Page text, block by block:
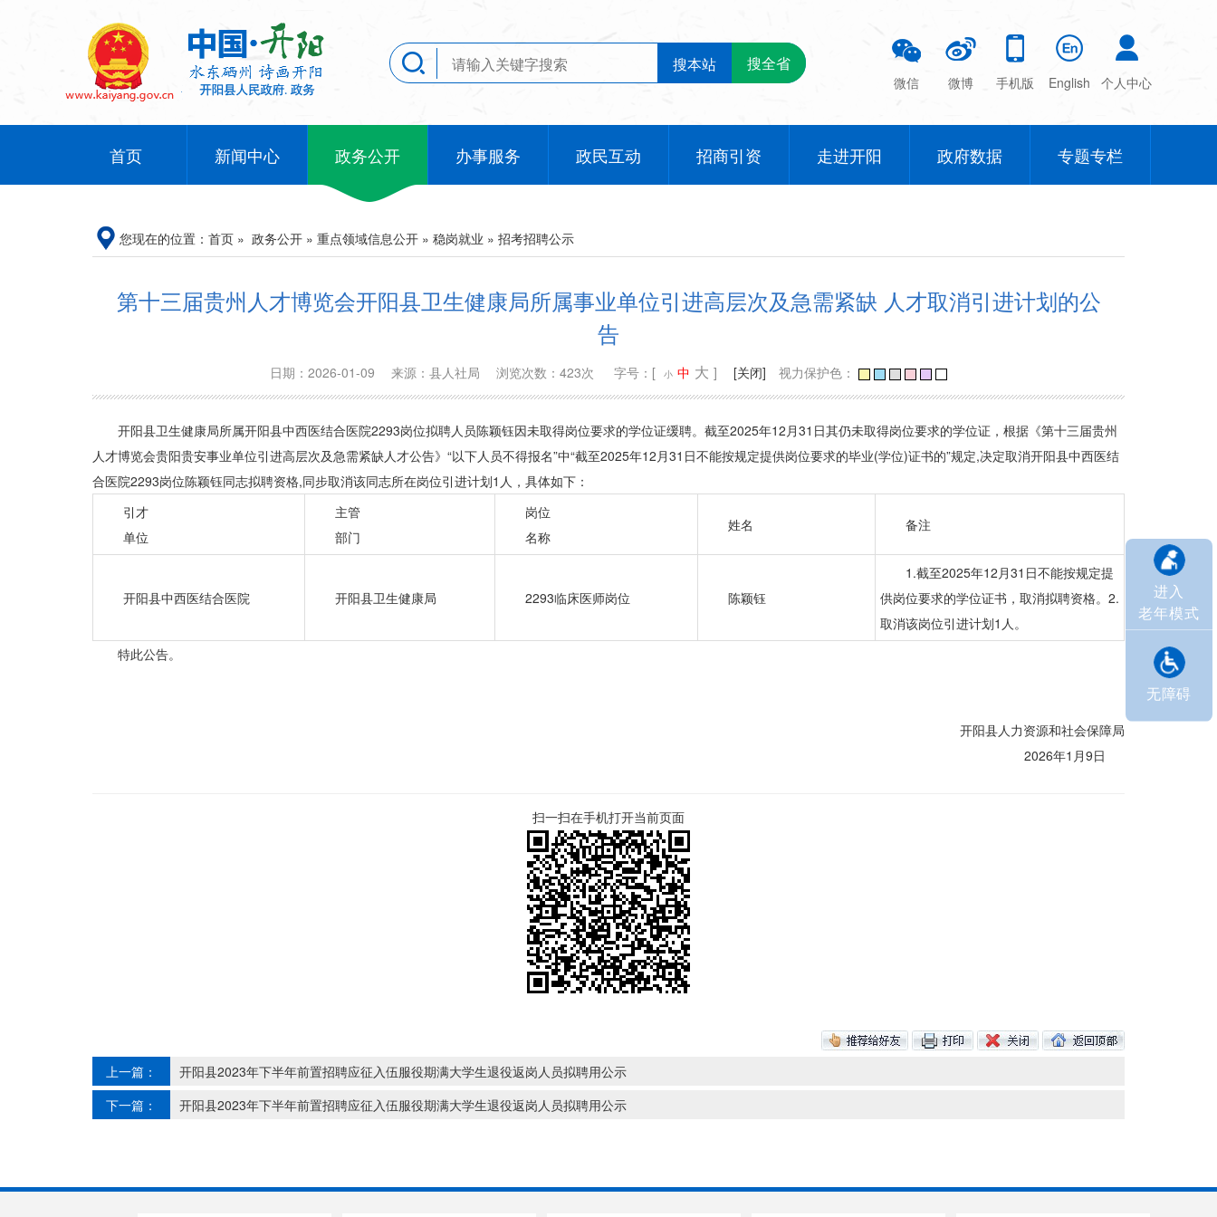
搜本站 搜全省
微信 微博 手机版 English 个人中心
首页 新闻中心 政务公开 办事服务 政民互动 招商引资 走进开阳 政府数据 专题专栏
进入
老年模式
无障碍
您现在的位置： 首页 » 政务公开 » 重点领域信息公开 » 稳岗就业 » 招考招聘公示
第十三届贵州人才博览会开阳县卫生健康局所属事业单位引进高层次及急需紧缺 人才取消引进计划的公
告
日期：2026-01-09 来源：县人社局 浏览次数：423次 字号：[ 小 中 大 ] [关闭] 视力保护色：
开阳县卫生健康局所属开阳县中西医结合医院2293岗位拟聘人员陈颖钰因未取得岗位要求的学位证缓聘。截至2025年12月31日其仍未取得岗位要求的学位证，根据《第十三届贵州
人才博览会贵阳贵安事业单位引进高层次及急需紧缺人才公告》“以下人员不得报名”中“截至2025年12月31日不能按规定提供岗位要求的毕业(学位)证书的”规定,决定取消开阳县中西医结
合医院2293岗位陈颖钰同志拟聘资格,同步取消该同志所在岗位引进计划1人，具体如下：
引才
单位
主管
部门
岗位
名称
姓名 备注
开阳县中西医结合医院 开阳县卫生健康局 2293临床医师岗位 陈颖钰
1.截至2025年12月31日不能按规定提
供岗位要求的学位证书，取消拟聘资格。2.
取消该岗位引进计划1人。
特此公告。
开阳县人力资源和社会保障局
2026年1月9日
扫一扫在手机打开当前页面
上一篇：
开阳县2023年下半年前置招聘应征入伍服役期满大学生退役返岗人员拟聘用公示
下一篇：
开阳县2023年下半年前置招聘应征入伍服役期满大学生退役返岗人员拟聘用公示